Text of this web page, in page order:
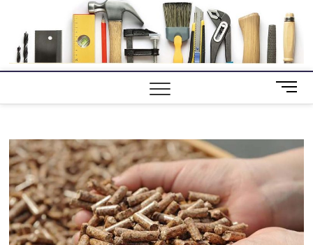
M
e
B
t
n